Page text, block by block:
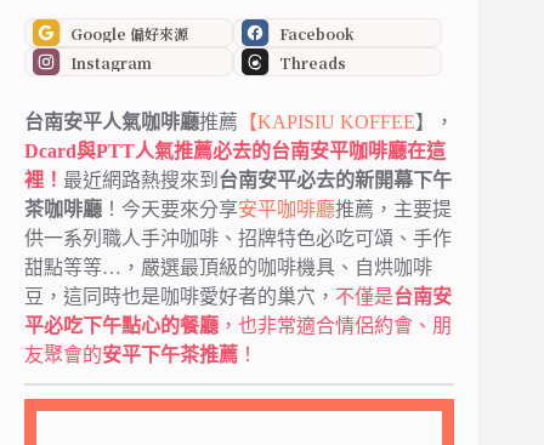
Google 偏好來源
Facebook
Instagram
Threads
台南安平人氣咖啡廳推薦 【KAPISIU KOFFEE】，
Dcard與PTT人氣推薦必去的台南安平咖啡廳在這
裡！ 最近網路熱搜來到 台南安平必去的新開幕下午
茶咖啡廳 ！今天要來分享安平咖啡廳推薦，主要提
供一系列職人手沖咖啡、招牌特色必吃可頌、手作
甜點等等…，嚴選最頂級的咖啡機具、自烘咖啡
豆，這同時也是咖啡愛好者的巢穴， 不僅是台南安
平必吃下午點心的餐廳 ，也非常適合情侶約會、朋
友聚會的安平下午茶推薦 ！